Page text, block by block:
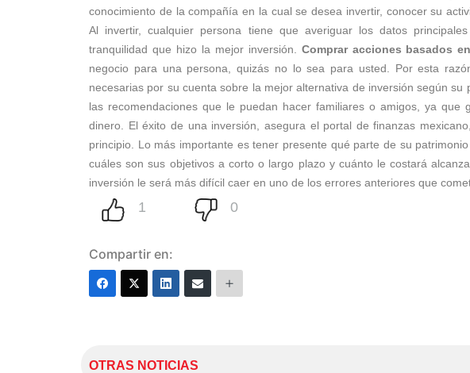
conocimiento de la compañía en la cual se desea invertir, conocer su
Al invertir, cualquier persona tiene que averiguar los datos
tranquilidad que hizo la mejor inversión. Comprar acciones basados
negocio para una persona, quizás no lo sea para usted. Por esta
necesarias por su cuenta sobre la mejor alternativa de inversión según
las recomendaciones que le puedan hacer familiares o amigos, ya que
dinero. El éxito de una inversión, asegura el portal de finanzas
principio. Lo más importante es tener presente qué parte de su
cuáles son sus objetivos a corto o largo plazo y cuánto le costará
inversión le será más difícil caer en uno de los errores anteriores que
Compartir en:
OTRAS NOTICIAS